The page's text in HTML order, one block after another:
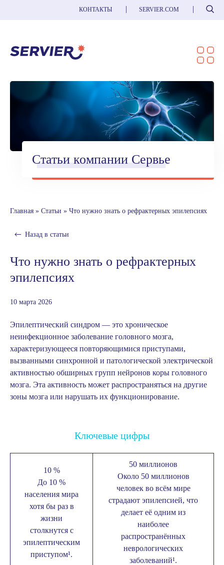
КОНТАКТЫ SERVIER.COM Поиск
Статьи компании Сервье
Главная » Статьи » Что нужно знать о рефрактерных эпилепсиях
Назад в статьи
Что нужно знать о рефрактерных
эпилепсиях
10 марта 2026
Эпилептический синдром — это хроническое
неинфекционное заболевание головного мозга,
характеризующееся повторяющимися приступами,
вызванными синхронной и патологической электрической
активностью обширных групп нейронов коры головного
мозга. Эта активность может распространяться на другие
зоны мозга или нарушать их функционирование.
Ключевые цифры
10 %
До 10 %
населения мира
хотя бы раз в
жизни
столкнутся с
эпилептическим
приступом¹.
50 миллионов
Около 50 миллионов
человек во всём мире
страдают эпилепсией, что
делает её одним из
наиболее
распространённых
неврологических
заболеваний¹.